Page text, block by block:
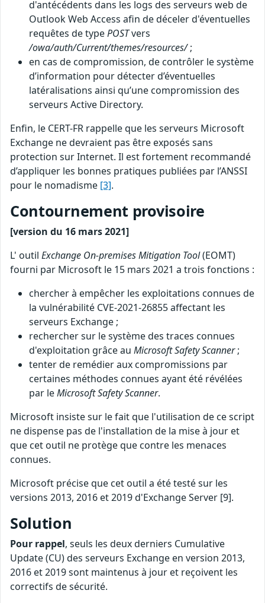
d'antécédents dans les logs des serveurs web de
Outlook Web Access afin de déceler d'éventuelles
requêtes de typePOSTvers
/owa/auth/Current/themes/resources/;
en cas de compromission, de contrôler le système
d’information pour détecter d’éventuelles
latéralisations ainsi qu’une compromission des
serveurs Active Directory.
Enfin, le CERT-FR rappelle que les serveurs Microsoft
Exchange ne devraient pas être exposés sans
protection sur Internet. Il est fortement recommandé
d’appliquer les bonnes pratiques publiées par l’ANSSI
pour le nomadisme [3].
Contournement provisoire
[version du 16 mars 2021]
L' outil Exchange On-premises Mitigation Tool(EOMT)
fourni par Microsoft le 15 mars 2021 a trois fonctions :
chercher à empêcher les exploitations connues de
la vulnérabilité CVE-2021-26855 affectant les
serveurs Exchange ;
rechercher sur le système des traces connues
d'exploitation grâce au Microsoft Safety Scanner;
tenter de remédier aux compromissions par
certaines méthodes connues ayant été révélées
par leMicrosoft Safety Scanner.
Microsoft insiste sur le fait que l'utilisation de ce script
ne dispense pas de l'installation de la mise à jour et
que cet outil ne protège que contre les menaces
connues.
Microsoft précise que cet outil a été testé sur les
versions 2013, 2016 et 2019 d'Exchange Server [9].
Solution
Pour rappel, seuls les deux derniers Cumulative
Update (CU) des serveurs Exchange en version 2013,
2016 et 2019 sont maintenus à jour et reçoivent les
correctifs de sécurité.